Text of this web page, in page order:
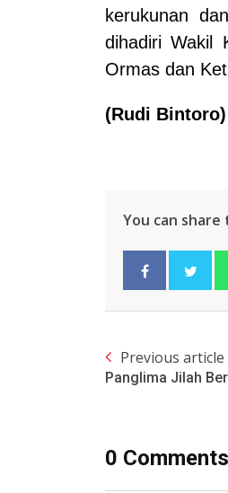
kerukunan
dihadiri Wakil
Ormas dan
(Rudi Bintoro)
You can
Previous article
Panglima Jilah
0 Comments